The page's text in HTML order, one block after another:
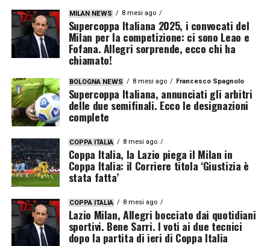
MILAN NEWS 8 mesi ago
Supercoppa Italiana 2025, i convocati del
Milan per la competizione: ci sono Leao e
Fofana. Allegri sorprende, ecco chi ha
chiamato!
BOLOGNA NEWS 8 mesi ago Francesco Spagnolo
Supercoppa Italiana, annunciati gli arbitri
delle due semifinali. Ecco le designazioni
complete
COPPA ITALIA 8 mesi ago
Coppa Italia, la Lazio piega il Milan in
Coppa Italia: il Corriere titola ‘Giustizia è
stata fatta’
COPPA ITALIA 8 mesi ago
Lazio Milan, Allegri bocciato dai quotidiani
sportivi. Bene Sarri. I voti ai due tecnici
dopo la partita di ieri di Coppa Italia